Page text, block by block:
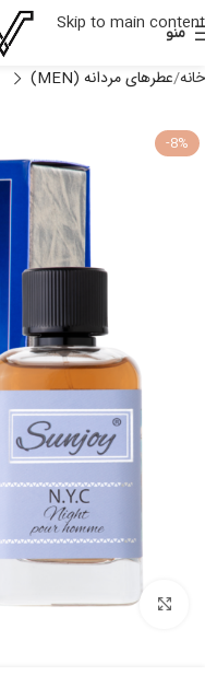
Skip to main content
منو
خانه عطرهای مردانه (MEN)
-8%
بزرگنمایی تصویر